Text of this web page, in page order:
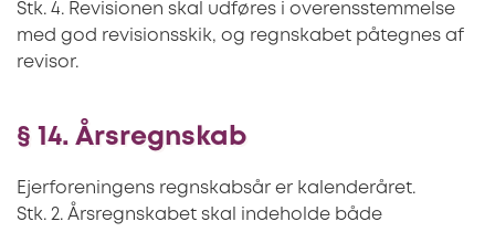
Stk. 4. Revisionen skal udføres i overensstemmelse
med god revisionsskik, og regnskabet påtegnes af
revisor.
§ 14. Årsregnskab
Ejerforeningens regnskabsår er kalenderåret.
Stk. 2. Årsregnskabet skal indeholde både